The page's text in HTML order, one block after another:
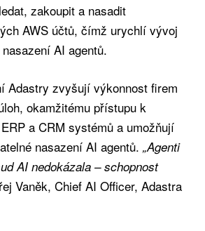
zakoupit a nasadit
AWS účtů, čímž urychlí vývoj
AI agentů.
Adastry zvyšují výkonnost firem
okamžitému přístupu k
a CRM systémů a umožňují
nasazení AI agentů. „Agenti
AI nedokázala – schopnost
Vaněk, Chief AI Officer, Adastra